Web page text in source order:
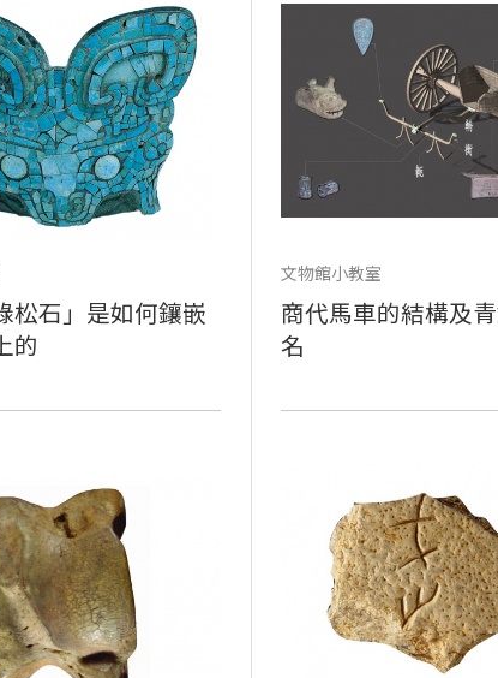
松石」是如何鑲嵌
的
文物館小教室
商代馬車的結構及
名